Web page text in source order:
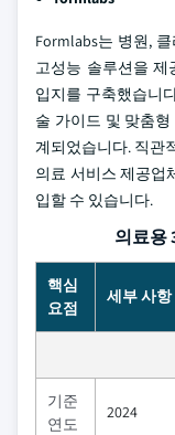
Formlabs는 병원,
고성능 솔루션을 제
입지를 구축했습니
술 가이드 및 맞춤
계되었습니다. 직관
의료 서비스 제공업
입할 수 있습니다.
의료용
핵심
요점
세부 사항
기준
연도
2024